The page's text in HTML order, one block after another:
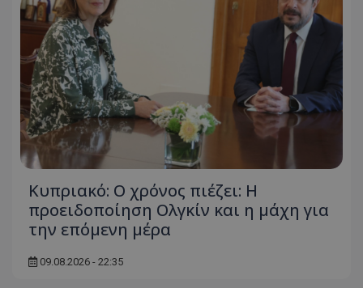
Κυπριακό: Ο χρόνος πιέζει: Η
προειδοποίηση Ολγκίν και η μάχη για
την επόμενη μέρα
09.08.2026 - 22:35